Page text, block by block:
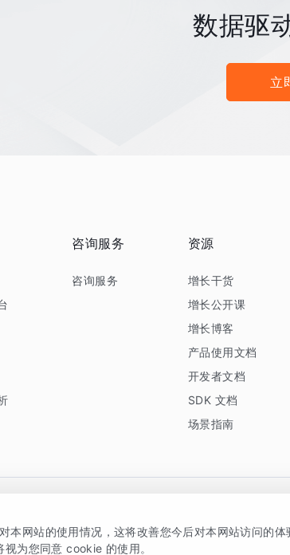
数据驱
立
咨询服务
咨询服务
资源
增长干货
增长公开课
增长博客
产品使用文档
开发者文档
SDK 文档
场景指南
相关说明 京ICP备15038330号
本网站的使用情况，这将改善您今后对本网站访问的
为您同意 cookie 的使用。